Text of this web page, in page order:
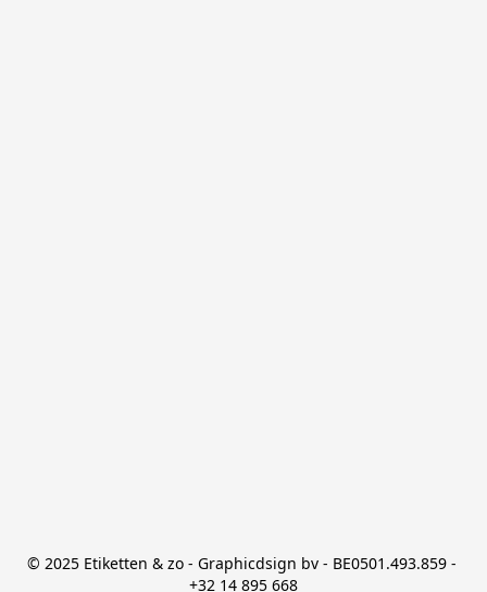
© 2025 Etiketten & zo - Graphicdsign bv - BE0501.493.859 -
+32 14 895 668